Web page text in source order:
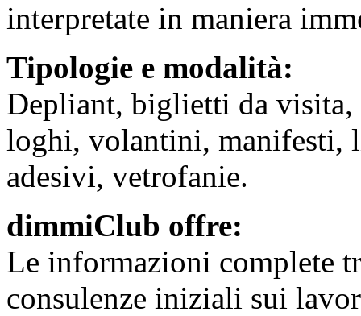
interpretate in maniera
Tipologie e modalità:
Depliant, biglietti da visita,
loghi, volantini, manifesti,
adesivi, vetrofanie.
dimmiClub offre:
Le informazioni complete
consulenze iniziali sui